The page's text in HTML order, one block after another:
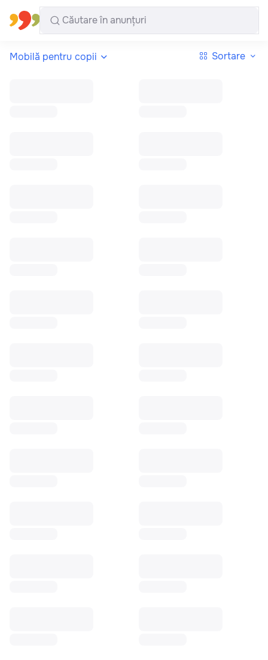
Toate regiunile Română
Mobilă pentru copii Sortare